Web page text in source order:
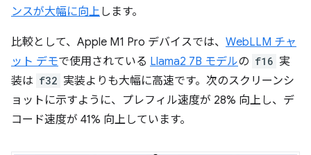
ンスが大幅に向上します。
比較として、Apple M1 Pro デバイスでは、 WebLLM チャ
ット デモで使用されている Llama2 7B モデルの f16 実
装は f32 実装よりも大幅に高速です。次のスクリーンシ
ョットに示すように、プレフィル速度が 28% 向上し、デ
コード速度が 41% 向上しています。